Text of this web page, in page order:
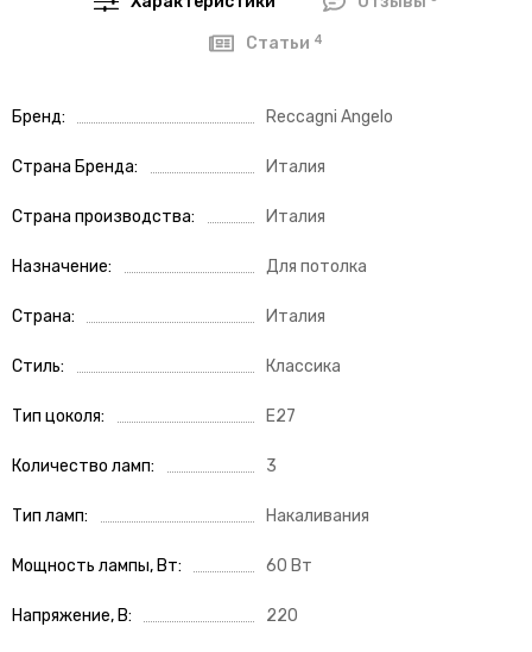
Статьи 4
Бренд Reccagni Angelo
Страна Бренда Италия
Страна производства Италия
Назначение Для потолка
Страна Италия
Стиль Классика
Тип цоколя E27
Количество ламп 3
Тип ламп Накаливания
Мощность лампы, Вт 60 Вт
Напряжение, В 220